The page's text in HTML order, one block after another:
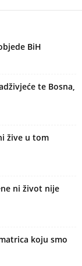
BiH
te Bosna,
žive u tom
ni život nije
matrica koju smo